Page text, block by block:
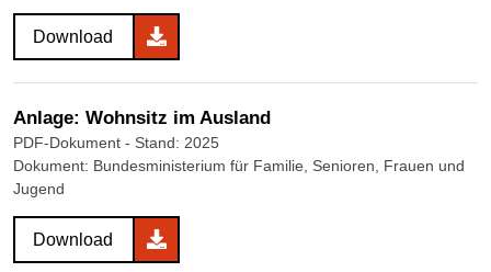
Download
Anlage: Wohnsitz im Ausland
PDF-Dokument - Stand: 2025
Dokument: Bundesministerium für Familie, Senioren, Frauen und
Jugend
Download